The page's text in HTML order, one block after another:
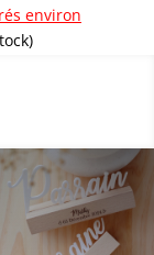
environ